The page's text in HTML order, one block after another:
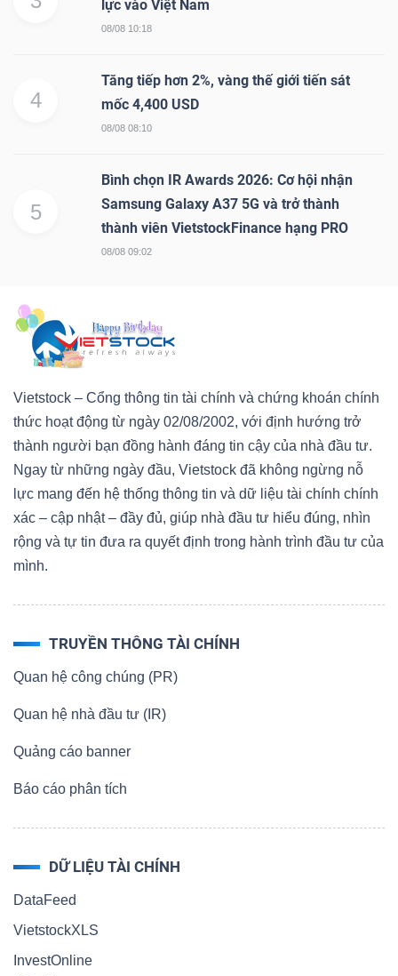
lực vào Việt Nam
08/08 10:18
4
Tăng tiếp hơn 2%, vàng thế giới tiến sát
mốc 4,400 USD
08/08 08:10
5
Bình chọn IR Awards 2026: Cơ hội nhận
Samsung Galaxy A37 5G và trở thành
thành viên VietstockFinance hạng PRO
08/08 09:02
Vietstock – Cổng thông tin tài chính và chứng khoán chính
thức hoạt động từ ngày 02/08/2002, với định hướng trở
thành người bạn đồng hành đáng tin cậy của nhà đầu tư.
Ngay từ những ngày đầu, Vietstock đã không ngừng nỗ
lực mang đến hệ thống thông tin và dữ liệu tài chính chính
xác – cập nhật – đầy đủ, giúp nhà đầu tư hiểu đúng, nhìn
rộng và tự tin đưa ra quyết định trong hành trình đầu tư của
mình.
TRUYỀN THÔNG TÀI CHÍNH
Quan hệ công chúng (PR)
Quan hệ nhà đầu tư (IR)
Quảng cáo banner
Báo cáo phân tích
DỮ LIỆU TÀI CHÍNH
DataFeed
VietstockXLS
InvestOnline